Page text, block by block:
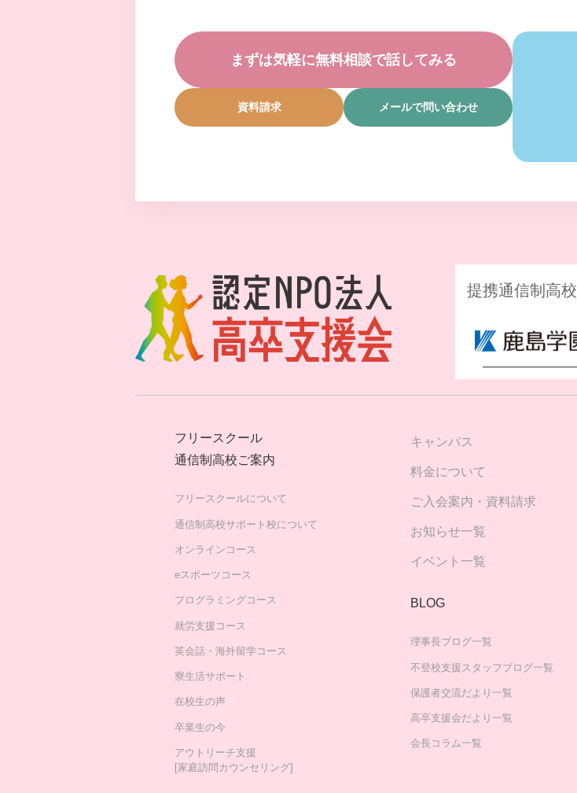
まずは気軽に無料相談で話してみる
資料請求 メールで問い合わせ
提携通信制高校
フリースクール
通信制高校ご案内
フリースクールについて
通信制高校サポート校について
オンラインコース
eスポーツコース
プログラミングコース
就労支援コース
英会話・海外留学コース
寮生活サポート
在校生の声
卒業生の今
アウトリーチ支援
[家庭訪問カウンセリング]
キャンパス
料金について
ご入会案内・資料請求
お知らせ一覧
イベント一覧
BLOG
理事長ブログ一覧
不登校支援スタッフブログ一覧
保護者交流だより一覧
高卒支援会だより一覧
会長コラム一覧